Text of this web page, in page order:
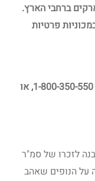
ברחבי הארץ.
פרטיות
מותנה בהרשמה מראש ב"קו ליער" בטלפון: 1-800-350-550, או
לזכרו של סמ"ר
על הנופים שאהב